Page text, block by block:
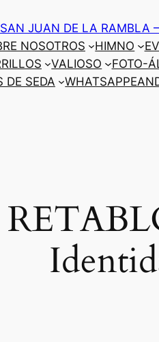
JUAN DE LA RAMBLA
NOSOTROS HIMNO
VALIOSO FOTO-
DE SEDA